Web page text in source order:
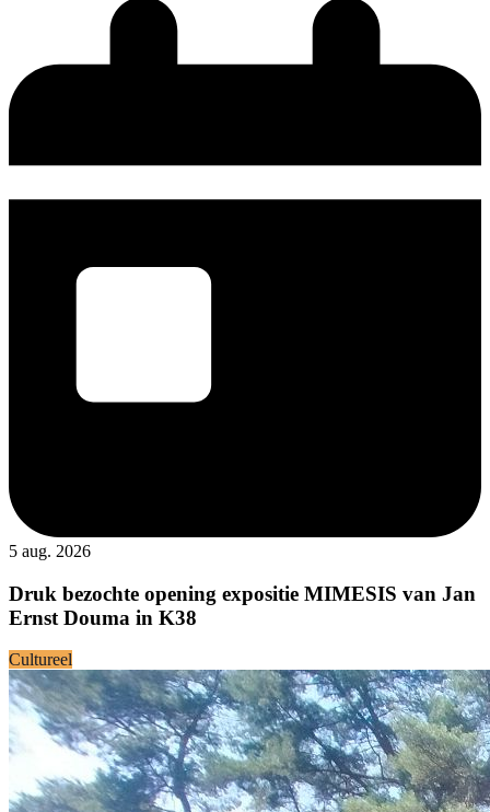
5 aug. 2026
Druk bezochte opening expositie MIMESIS van Jan
Ernst Douma in K38
Cultureel